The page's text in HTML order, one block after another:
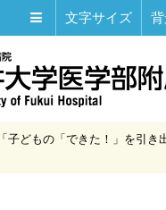
文字サイズ
「子どもの「できた！」を引き